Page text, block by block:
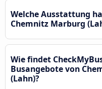
Welche Ausstattung
Chemnitz Marburg
Wie findet
Busangebote von
(Lahn)?